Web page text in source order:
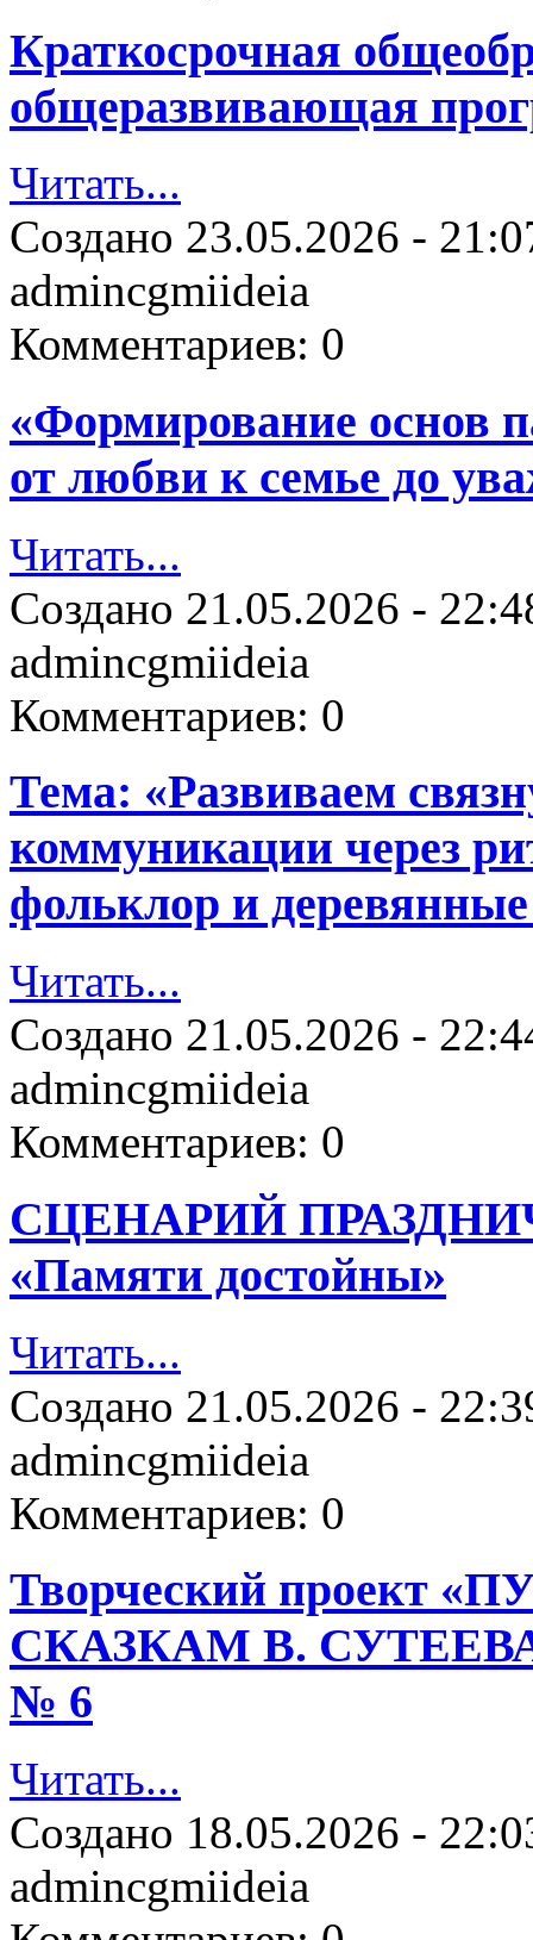
Краткосрочная
общеразвивающая
Читать...
Создано 23.05.2026 -
admincgmiideia
Комментариев: 0
«Формирование основ
от любви к семье до
Читать...
Создано 21.05.2026 -
admincgmiideia
Комментариев: 0
Тема: «Развиваем
коммуникации через
фольклор и
Читать...
Создано 21.05.2026 -
admincgmiideia
Комментариев: 0
СЦЕНАРИЙ
«Памяти достойны»
Читать...
Создано 21.05.2026 -
admincgmiideia
Комментариев: 0
Творческий проект
СКАЗКАМ В.
№ 6
Читать...
Создано 18.05.2026 -
admincgmiideia